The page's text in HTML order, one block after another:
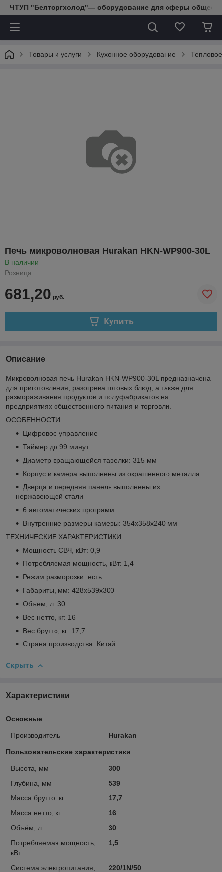
ЧТУП "Белторгхолод"— оборудование для сферы
Товары и услуги Кухонное оборудование
Печь микроволновая Hurakan HKN-WP900-30L
В наличии
Розница
681,20 руб.
Купить
Описание
Микроволновая печь Hurakan HKN-WP900-30L предназначена
для приготовления, разогрева готовых блюд, а также для
размораживания продуктов и полуфабрикатов на
предприятиях общественного питания и торговли.
ОСОБЕННОСТИ:
Цифровое управление
Таймер до 99 минут
Диаметр вращающейся тарелки: 315 мм
Корпус и камера выполнены из окрашенного металла
Дверца и передняя панель выполнены из
нержавеющей стали
6 автоматических программ
Внутренние размеры камеры: 354x358x240 мм
ТЕХНИЧЕСКИЕ ХАРАКТЕРИСТИКИ:
Мощность СВЧ, кВт: 0,9
Потребляемая мощность, кВт: 1,4
Режим разморозки: есть
Габариты, мм: 428x539x300
Объем, л: 30
Вес нетто, кг: 16
Вес брутто, кг: 17,7
Страна производства: Китай
Скрыть
Характеристики
Основные
Производитель Hurakan
Пользовательские характеристики
Высота, мм
300
Глубина, мм
539
Масса брутто, кг
17,7
Масса нетто, кг
16
Объём, л
30
Потребляемая мощность,
кВт
1,5
Система электропитания,
220/1N/50